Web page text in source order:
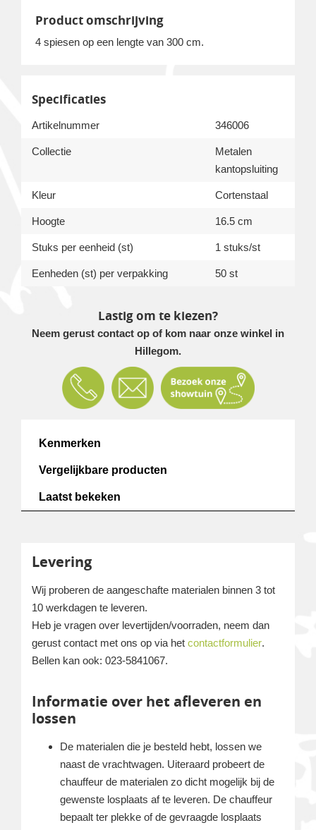
Product omschrijving
4 spiesen op een lengte van 300 cm.
Specificaties
Artikelnummer 346006
Collectie
Metalen
kantopsluiting
Kleur Cortenstaal
Hoogte 16.5 cm
Stuks per eenheid (st) 1 stuks/st
Eenheden (st) per verpakking 50 st
Lastig om te kiezen?
Neem gerust contact op of kom naar onze winkel in
Hillegom.
Kenmerken
Vergelijkbare producten
Laatst bekeken
Levering
Wij proberen de aangeschafte materialen binnen 3 tot
10 werkdagen te leveren.
Heb je vragen over levertijden/voorraden, neem dan
gerust contact met ons op via het contactformulier.
Bellen kan ook: 023-5841067.
Informatie over het afleveren en
lossen
De materialen die je besteld hebt, lossen we
naast de vrachtwagen. Uiteraard probeert de
chauffeur de materialen zo dicht mogelijk bij de
gewenste losplaats af te leveren. De chauffeur
bepaalt ter plekke of de gevraagde losplaats